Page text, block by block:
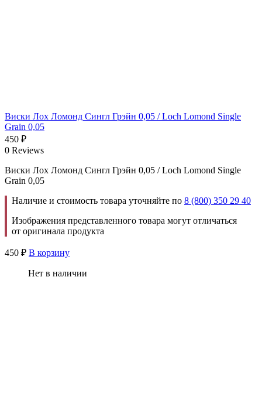
Виски Лох Ломонд Сингл Грэйн 0,05 / Loch Lomond Single
Grain 0,05
450 ₽
0 Reviews
Виски Лох Ломонд Сингл Грэйн 0,05 / Loch Lomond Single
Grain 0,05
Наличие и стоимость товара уточняйте по 8 (800) 350 29 40
Изображения представленного товара могут отличаться
от оригинала продукта
450 ₽ В корзину
Нет в наличии